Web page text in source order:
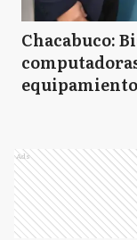
Chacabuco:
Ads